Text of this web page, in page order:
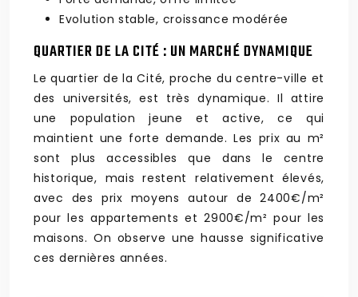
Evolution stable, croissance modérée
QUARTIER DE LA CITÉ : UN MARCHÉ DYNAMIQUE
Le quartier de la Cité, proche du centre-ville et
des universités, est très dynamique. Il attire
une population jeune et active, ce qui
maintient une forte demande. Les prix au m²
sont plus accessibles que dans le centre
historique, mais restent relativement élevés,
avec des prix moyens autour de 2400€/m²
pour les appartements et 2900€/m² pour les
maisons. On observe une hausse significative
ces dernières années.